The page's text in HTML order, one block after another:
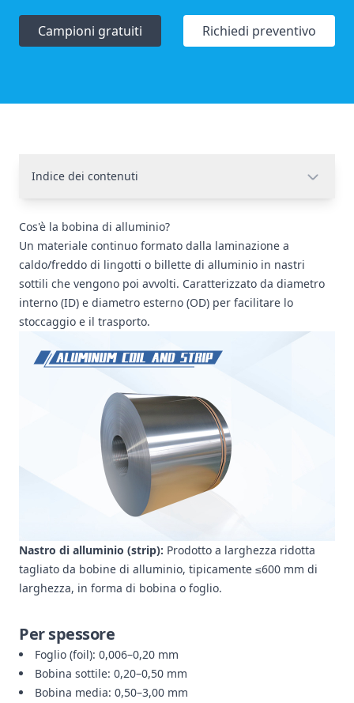
Campioni gratuiti Richiedi preventivo
Indice dei contenuti
Cos'è la bobina di alluminio?
Un materiale continuo formato dalla laminazione a
caldo/freddo di lingotti o billette di alluminio in nastri
sottili che vengono poi avvolti. Caratterizzato da diametro
interno (ID) e diametro esterno (OD) per facilitare lo
stoccaggio e il trasporto.
Nastro di alluminio (strip): Prodotto a larghezza ridotta
tagliato da bobine di alluminio, tipicamente ≤600 mm di
larghezza, in forma di bobina o foglio.
Per spessore
Foglio (foil): 0,006–0,20 mm
Bobina sottile: 0,20–0,50 mm
Bobina media: 0,50–3,00 mm